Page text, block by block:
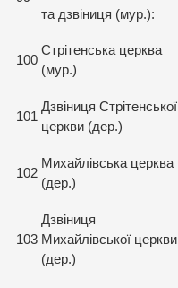
та дзвіниця (мур.):
100
Стрітенська церква
(мур.)
101
Дзвіниця Стрітенської
церкви (дер.)
102
Михайлівська церква
(дер.)
103
Дзвіниця
Михайлівської церкви
(дер.)